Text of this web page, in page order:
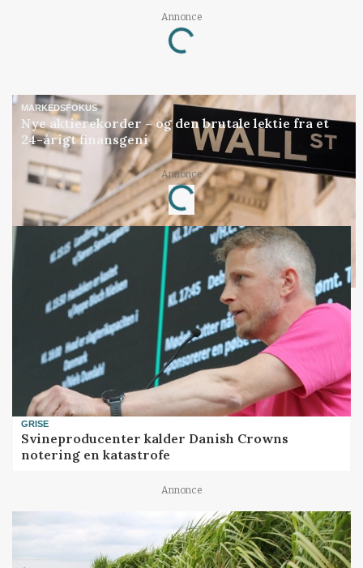
Annonce
Loading...
MARKEDSFOKUS
Nye aktierekorder – og den brutale lektie fra et
24-årigt finansgeni
Annonce
Loading...
GRISE
Svineproducenter kalder Danish Crowns
notering en katastrofe
Annonce